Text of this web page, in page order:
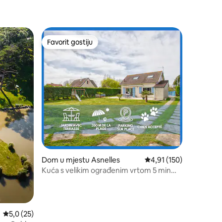
Prosječna ocjena: 5,0 od 5, recenzija: 25
5,0 (25)
Favorit gostiju
Favorit gostiju
Dom u mjestu Asnelles Prosječna ocjena:
4,91 (150)
Kuća s velikim ograđenim vrtom 5 min